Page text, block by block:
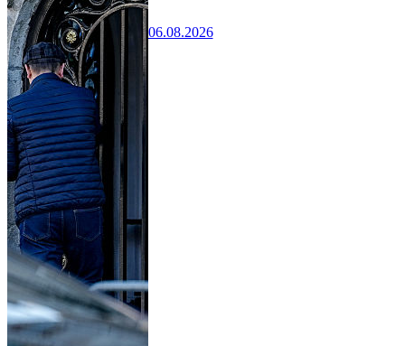
06.08.2026